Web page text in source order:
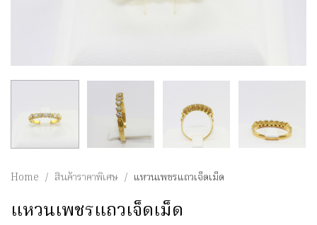
Home / สินค้าราคาพิเศษ / แหวนเพชรแถวเจ็ดเม็ด
แหวนเพชรแถวเจ็ดเม็ด